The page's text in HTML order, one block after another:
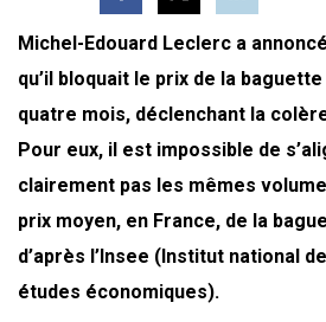
Michel-Edouard Leclerc a
qu’il blo­quait le prix de la
quatre mois, déclen­chant la
Pour eux, il est impos­sible de
clai­re­ment pas les mêmes
prix moyen, en France, de la
d’a­près l’In­see (Ins­ti­tut natio­nal
études économiques).